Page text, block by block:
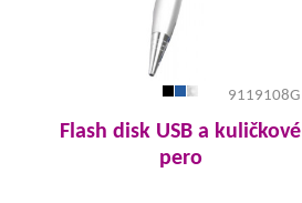
9119108G
Flash disk USB a kuličkové
pero